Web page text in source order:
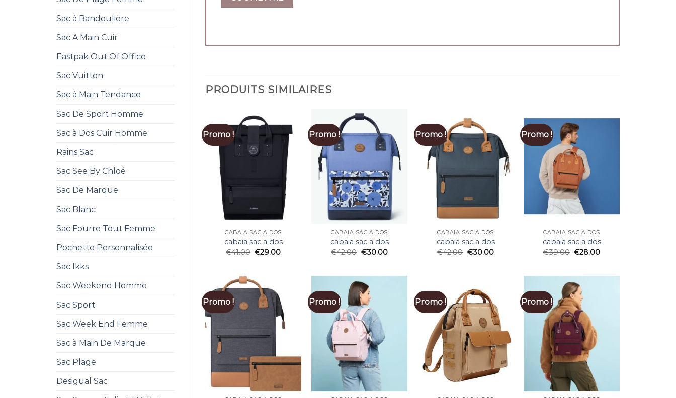
Sac à Bandoulière
Sac A Main Cuir
Eastpak Out Of Office
Sac Vuitton
Sac à Main Tendance
Sac De Sport Homme
Sac à Dos Cuir Homme
Rains Sac
Sac See By Chloé
Sac De Marque
Sac Blanc
Sac Fourre Tout Femme
Pochette Personnalisée
Sac Ikks
Sac Weekend Homme
Sac Sport
Sac Week End Femme
Sac à Main De Marque
Sac Plage
Desigual Sac
PRODUITS SIMILAIRES
Promo !
CABAIA SAC A DOS
cabaia sac a dos
€41.00 €29.00
Promo !
CABAIA SAC A DOS
cabaia sac a dos
€42.00 €30.00
Promo !
CABAIA SAC A DOS
cabaia sac a dos
€42.00 €30.00
Promo !
CABAIA SAC A DOS
cabaia sac a dos
€39.00 €28.00
Promo ! Promo ! Promo ! Promo !